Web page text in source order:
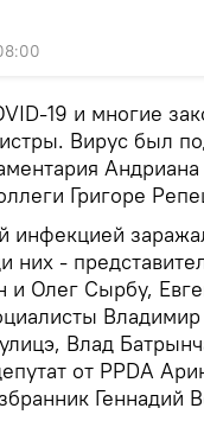
19 и многие
Вирус был
Григоре
инфекцией
них -
и Олег Сырбу,
Влад
от PPDA
Геннадий